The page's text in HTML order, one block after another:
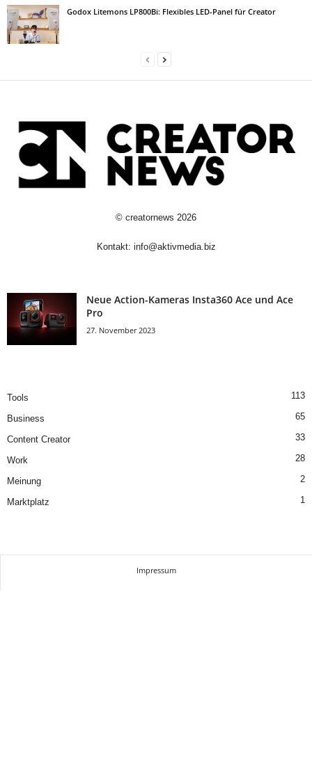
Godox Litemons LP800Bi: Flexibles LED-Panel für Creator
© creatornews 2026
Kontakt: info@aktivmedia.biz
Neue Action-Kameras Insta360 Ace und Ace
Pro
27. November 2023
Tools 113
Business 65
Content Creator 33
Work 28
Meinung 2
Marktplatz 1
Impressum